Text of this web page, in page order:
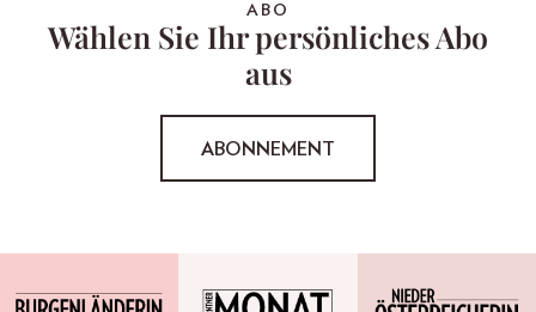
ABO
Wählen Sie Ihr persönliches Abo
aus
ABONNEMENT